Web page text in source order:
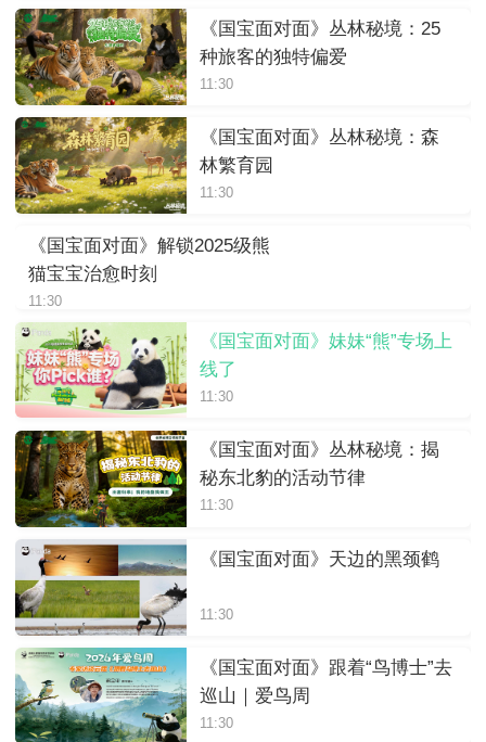
《国宝面对面》丛林秘境：25
种旅客的独特偏爱
11:30
《国宝面对面》丛林秘境：森
林繁育园
11:30
《国宝面对面》解锁2025级熊
猫宝宝治愈时刻
11:30
《国宝面对面》妹妹“熊”专场上
线了
11:30
《国宝面对面》丛林秘境：揭
秘东北豹的活动节律
11:30
《国宝面对面》天边的黑颈鹤
11:30
《国宝面对面》跟着“鸟博士”去
巡山｜爱鸟周
11:30